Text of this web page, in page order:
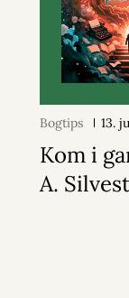
Bogtips 13.
Kom i
A.